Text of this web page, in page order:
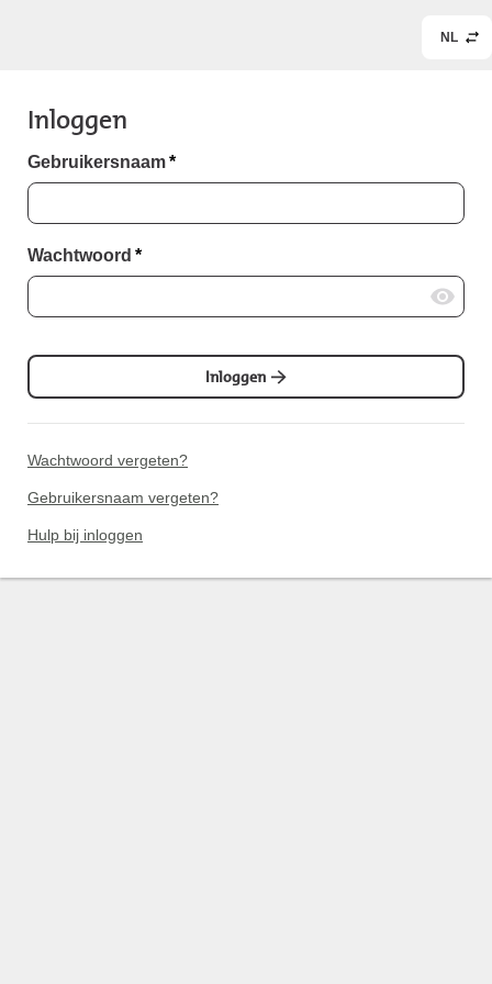
NL
Inloggen
Gebruikersnaam*
Wachtwoord *
Inloggen
Wachtwoord vergeten?
Gebruikersnaam vergeten?
Hulp bij inloggen